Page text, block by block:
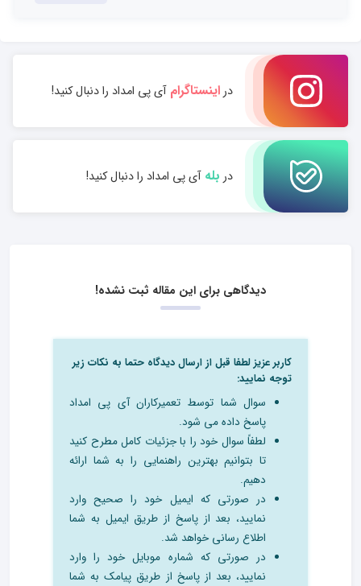
دراینستاگرامآی پی امداد را دنبال کنید!
در بلهآی پی امداد را دنبال کنید!
دیدگاهی برای این مقاله ثبت نشده!
کاربر عزیز لطفا قبل از ارسال دیدگاه حتما به نکات زیر
توجه نمایید:
سوال شما توسط تعمیرکاران آی پی امداد
پاسخ داده می شود.
لطفاً سوال خود را با جزئیات کامل مطرح کنید
تا بتوانیم بهترین راهنمایی را به شما ارائه
دهیم.
در صورتی که ایمیل خود را صحیح وارد
نمایید، بعد از پاسخ از طریق ایمیل به شما
اطلاع رسانی خواهد شد.
در صورتی که شماره موبایل خود را وارد
نمایید، بعد از پاسخ از طریق پیامک به شما